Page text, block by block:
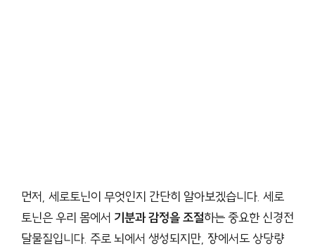
먼저, 세로토닌이 무엇인지 간단히 알아보겠습니다. 세로
토닌은 우리 몸에서 기분과 감정을 조절하는 중요한 신경전
달물질입니다. 주로 뇌에서 생성되지만, 장에서도 상당량